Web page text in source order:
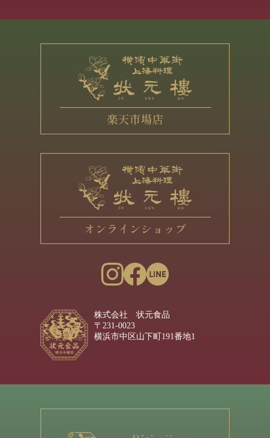
株式会社 状元食品
〒231-0023
横浜市中区山下町191番地1